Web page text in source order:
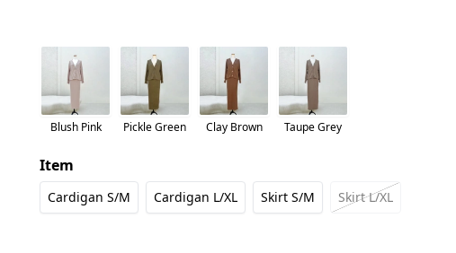
Blush Pink Pickle Green Clay Brown Taupe Grey
Item
Cardigan S/M Cardigan L/XL Skirt S/M Skirt L/XL